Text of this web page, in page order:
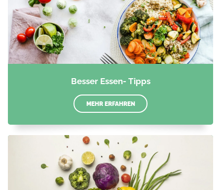
Besser Essen- Tipps
MEHR ERFAHREN